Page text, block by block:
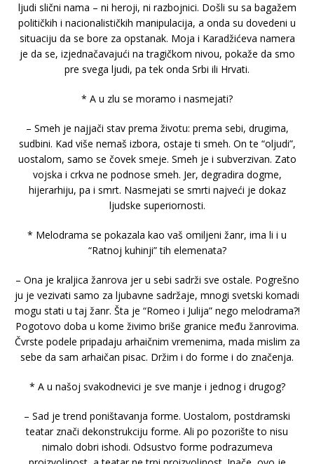
ljudi slični nama – ni heroji, ni razbojnici. Došli su sa bagažem
političkih i nacionalističkih manipulacija, a onda su dovedeni u
situaciju da se bore za opstanak. Moja i Karadžićeva namera
je da se, izjednačavajući na tragičkom nivou, pokaže da smo
pre svega ljudi, pa tek onda Srbi ili Hrvati.
* A u zlu se moramo i nasmejati?
– Smeh je najjači stav prema životu: prema sebi, drugima,
sudbini. Kad više nemaš izbora, ostaje ti smeh. On te “oljudi”,
uostalom, samo se čovek smeje. Smeh je i subverzivan. Zato
vojska i crkva ne podnose smeh. Jer, degradira dogme,
hijerarhiju, pa i smrt. Nasmejati se smrti najveći je dokaz
ljudske superiornosti.
* Melodrama se pokazala kao vaš omiljeni žanr, ima li i u
“Ratnoj kuhinji” tih elemenata?
– Ona je kraljica žanrova jer u sebi sadrži sve ostale. Pogrešno
ju je vezivati samo za ljubavne sadržaje, mnogi svetski komadi
mogu stati u taj žanr. Šta je “Romeo i Julija” nego melodrama?!
Pogotovo doba u kome živimo briše granice među žanrovima.
Čvrste podele pripadaju arhaičnim vremenima, mada mislim za
sebe da sam arhaičan pisac. Držim i do forme i do značenja.
* A u našoj svakodnevici je sve manje i jednog i drugog?
– Sad je trend poništavanja forme. Uostalom, postdramski
teatar znači dekonstrukciju forme. Ali po pozorište to nisu
nimalo dobri ishodi. Odsustvo forme podrazumeva